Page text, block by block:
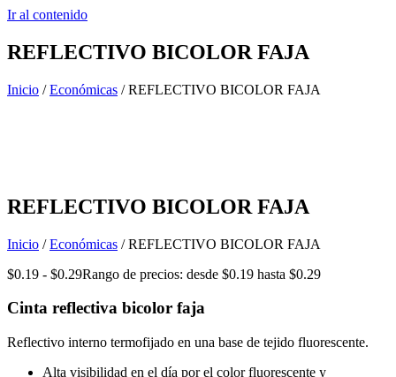
Ir al contenido
REFLECTIVO BICOLOR FAJA
Inicio /Económicas / REFLECTIVO BICOLOR FAJA
REFLECTIVO BICOLOR FAJA
Inicio /Económicas / REFLECTIVO BICOLOR FAJA
$0.19 - $0.29Rango de precios: desde $0.19 hasta $0.29
Cinta reflectiva bicolor faja
Reflectivo interno termofijado en una base de tejido fluorescente.
Alta visibilidad en el día por el color fluorescente y